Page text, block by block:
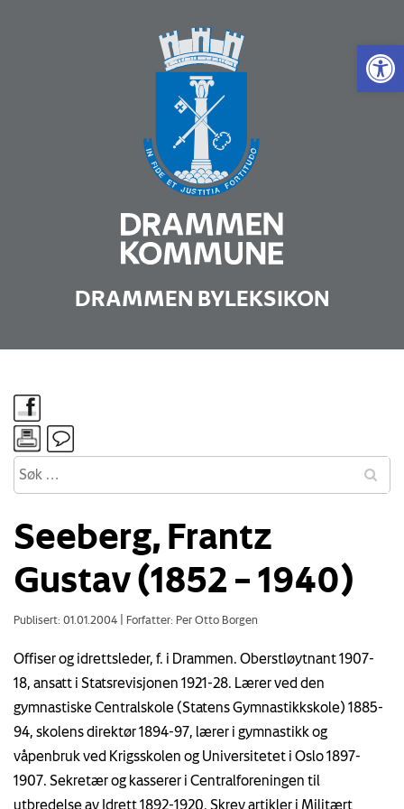
Vis
DRAMMEN BYLEKSIKON
Seeberg, Frantz
Gustav (1852 – 1940)
Publisert: 01.01.2004 Forfatter: Per Otto Borgen
Offiser og idrettsleder, f. i Drammen. Oberstløytnant 1907-
18, ansatt i Statsrevisjonen 1921-28. Lærer ved den
gymnastiske Centralskole (Statens Gymnastikkskole) 1885-
94, skolens direktør 1894-97, lærer i gymnastikk og
våpenbruk ved Krigsskolen og Universitetet i Oslo 1897-
1907. Sekretær og kasserer i Centralforeningen til
utbredelse av Idrett 1892-1920. Skrev artikler i Militært